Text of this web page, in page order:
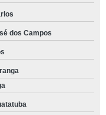
dos Campos